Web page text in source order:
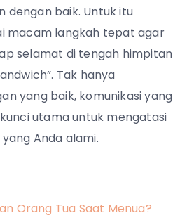
dengan baik. Untuk itu
macam langkah tepat agar
selamat di tengah himpitan
Tak hanya
yang baik, komunikasi yang
utama untuk mengatasi
Anda alami.
Orang Tua Saat Menua?